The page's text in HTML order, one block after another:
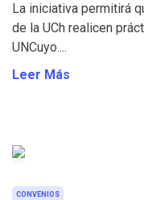
La iniciativa permitirá
de la UCh realicen
UNCuyo....
Leer Más
CONVENIOS